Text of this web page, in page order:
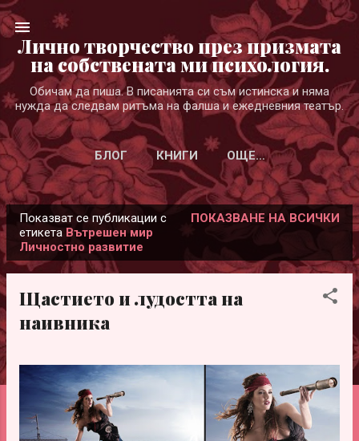
Пропускане към основното съдържание
Лично творчество през призмата
на собствената ми психология.
Обичам да пиша. В писанията си съм истинска и няма
нужда да следвам ритъма на фалша и ежедневния театър.
БЛОГ КНИГИ ОЩЕ…
б
Показват се публикации с
етикета Вътрешен мир
Личностно развитие
ПОКАЗВАНЕ НА ВСИЧКИ
Щастието и лудостта на
наивника